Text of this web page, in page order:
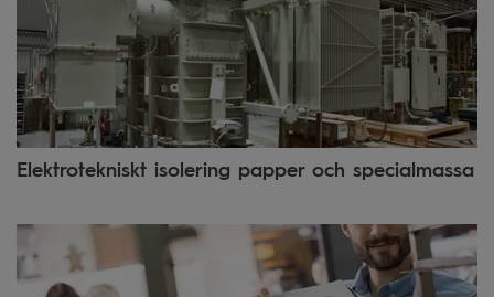
Elektrotekniskt isolering papper och specialmassa